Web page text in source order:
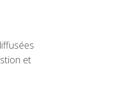
et